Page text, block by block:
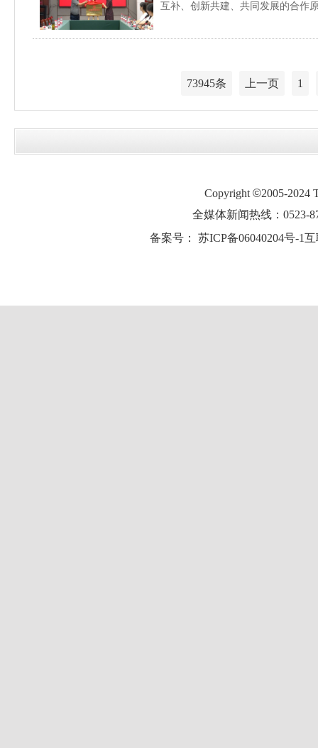
互补、创新共建、共同发展的合作
73945条 上一页 1
Copyright ©2005-2024
全媒体新闻热线：0523-
备案号： 苏ICP备06040204号-1互